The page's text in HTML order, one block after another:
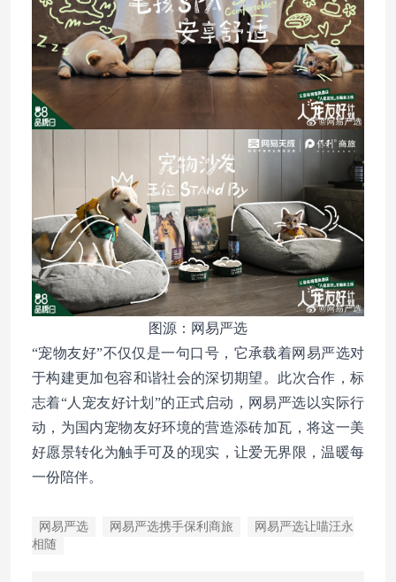
图源：网易严选
“宠物友好”不仅仅是一句口号，它承载着网易严选对
于构建更加包容和谐社会的深切期望。此次合作，标
志着“人宠友好计划”的正式启动，网易严选以实际行
动，为国内宠物友好环境的营造添砖加瓦，将这一美
好愿景转化为触手可及的现实，让爱无界限，温暖每
一份陪伴。
网易严选 网易严选携手保利商旅
网易严选让喵汪永
相随